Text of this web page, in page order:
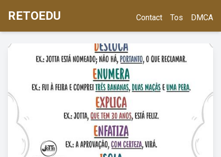
RETOEDU Contact Tos DMCA